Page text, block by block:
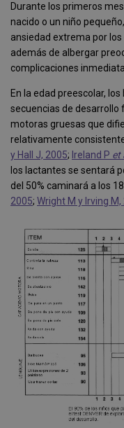
Durante los primeros
nacido o un niño
ansiedad extrema por
además de albergar
complicaciones
En la edad preescolar,
secuencias de desarrollo
motoras gruesas que
relativamente
y Hall J, 2005; Ireland P et
los lactantes se sentará
del 50% caminará a los
2005; Wright M y Irving M,